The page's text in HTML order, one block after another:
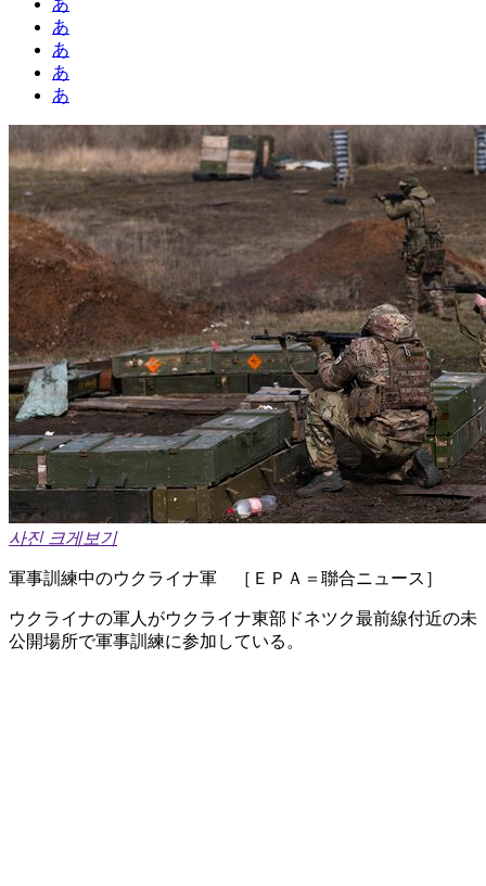
あ
あ
あ
あ
사진 크게보기
軍事訓練中のウクライナ軍 ［ＥＰＡ＝聯合ニュース］
ウクライナの軍人がウクライナ東部ドネツク最前線付近の未
公開場所で軍事訓練に参加している。